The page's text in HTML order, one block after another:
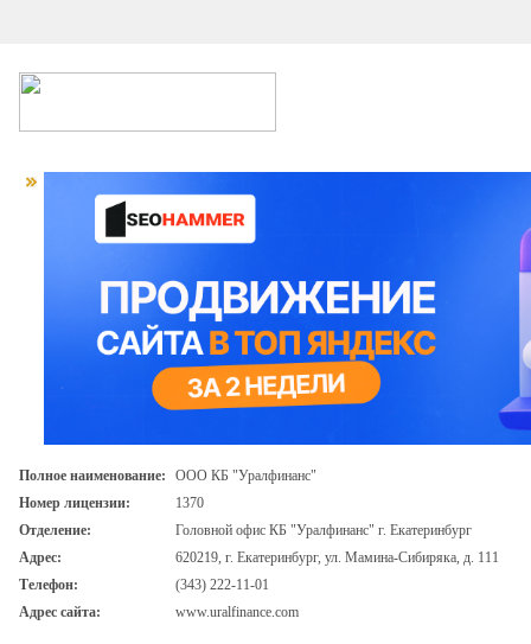
Полное наименование:
ООО КБ "Уралфинанс"
Номер лицензии:
1370
Отделение:
Головной офис КБ "Уралфинанс" г. Екатеринбург
Адрес:
620219, г. Екатеринбург, ул. Мамина-Сибиряка, д. 111
Телефон:
(343) 222-11-01
Адрес сайта:
www.uralfinance.com